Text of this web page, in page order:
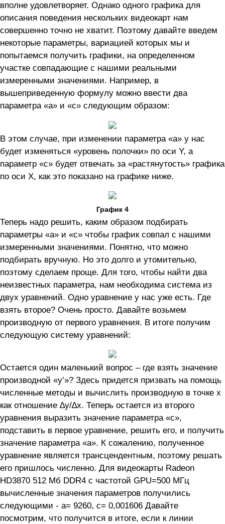
вполне удовлетворяет. Однако одного графика для
описания поведения нескольких видеокарт нам
совершенно точно не хватит. Поэтому давайте введем
некоторые параметры, вариацией которых мы и
попытаемся получить графики, на определенном
участке совпадающие с нашими реальными
измеренными значениями. Например, в
вышеприведенную формулу можно ввести два
параметра «а» и «с» следующим образом:
В этом случае, при изменении параметра «а» у нас
будет изменяться «уровень полочки» по оси Y, а
параметр «с» будет отвечать за «растянутость» графика
по оси Х, как это показано на графике ниже.
График 4
Теперь надо решить, каким образом подбирать
параметры «а» и «с» чтобы график совпал с нашими
измеренными значениями. Понятно, что можно
подбирать вручную. Но это долго и утомительно,
поэтому сделаем проще. Для того, чтобы найти два
неизвестных параметра, нам необходима система из
двух уравнений. Одно уравнение у нас уже есть. Где
взять второе? Очень просто. Давайте возьмем
производную от первого уравнения. В итоге получим
следующую систему уравнений:
Остается один маленький вопрос – где взять значение
производной «y’»? Здесь придется призвать на помощь
численные методы и вычислить производную в точке х
как отношение ∆y/∆x. Теперь остается из второго
уравнения выразить значение параметра «с»,
подставить в первое уравнение, решить его, и получить
значение параметра «а». К сожалению, полученное
уравнение является трансцендентным, поэтому решать
его пришлось численно. Для видеокарты Radeon
HD3870 512 Мб DDR4 с частотой GPU=500 МГц
вычисленные значения параметров получились
следующими - a= 9260, с= 0,001606 Давайте
посмотрим, что получится в итоге, если к линии